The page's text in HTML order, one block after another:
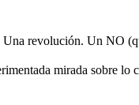
revolución. Un NO
mirada sobre lo